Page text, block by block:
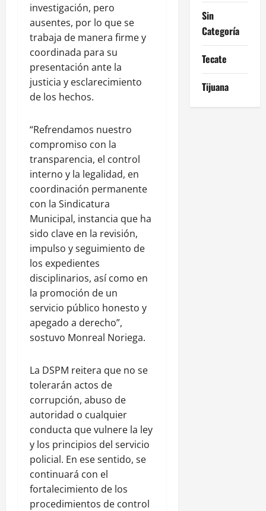
investigación, pero
ausentes, por lo que se
trabaja de manera firme y
coordinada para su
presentación ante la
justicia y esclarecimiento
de los hechos.
“Refrendamos nuestro
compromiso con la
transparencia, el control
interno y la legalidad, en
coordinación permanente
con la Sindicatura
Municipal, instancia que ha
sido clave en la revisión,
impulso y seguimiento de
los expedientes
disciplinarios, así como en
la promoción de un
servicio público honesto y
apegado a derecho”,
sostuvo Monreal Noriega.
La DSPM reitera que no se
tolerarán actos de
corrupción, abuso de
autoridad o cualquier
conducta que vulnere la ley
y los principios del servicio
policial. En ese sentido, se
continuará con el
fortalecimiento de los
procedimientos de control
Sin
Categoría
Tecate
Tijuana